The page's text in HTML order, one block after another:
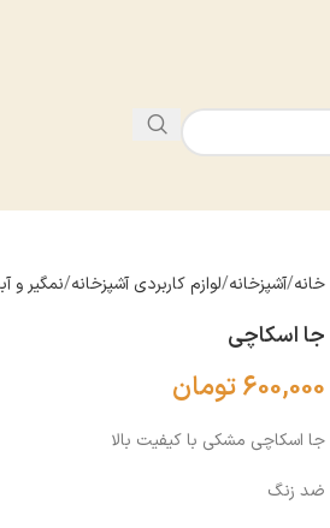
خانه آشپزخانه لوازم كاربردى آشپزخانه نمگير و
جا اسکاچی
600,000تومان
جا اسکاچی مشکی با کیفیت بالا
ضد زنگ